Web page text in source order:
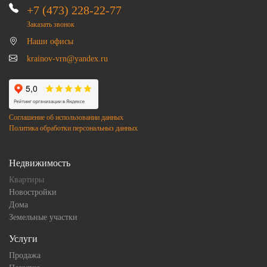
+7 (473) 228-22-77
Заказать звонок
Наши офисы
krainov-vrn@yandex.ru
Соглашение об использовании данных
Политика обработки персональныз данных
Недвижимость
Квартиры
Новостройки
Дома
Земельные участки
Услуги
Продажа